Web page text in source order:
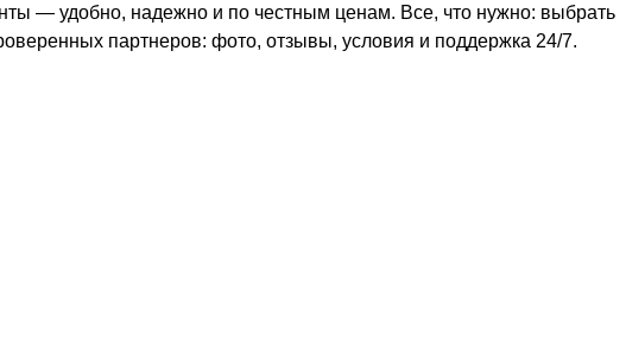
— удобно, надежно и по честным ценам. Все, что нужно: выбрать
партнеров: фото, отзывы, условия и поддержка 24/7.